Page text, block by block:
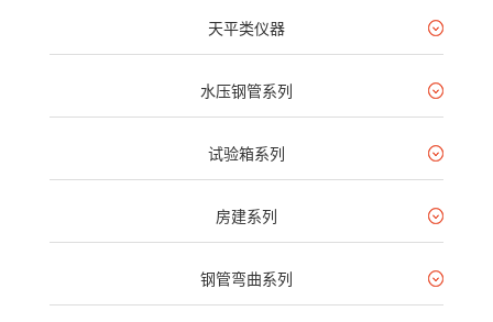
天平类仪器
水压钢管系列
试验箱系列
房建系列
钢管弯曲系列